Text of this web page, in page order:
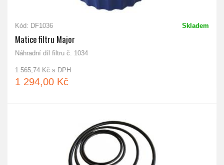
Kód: DF1036 Skladem
Matice filtru Major
Náhradní díl filtru č. 1034
1 565,74 Kč s DPH
1 294,00 Kč